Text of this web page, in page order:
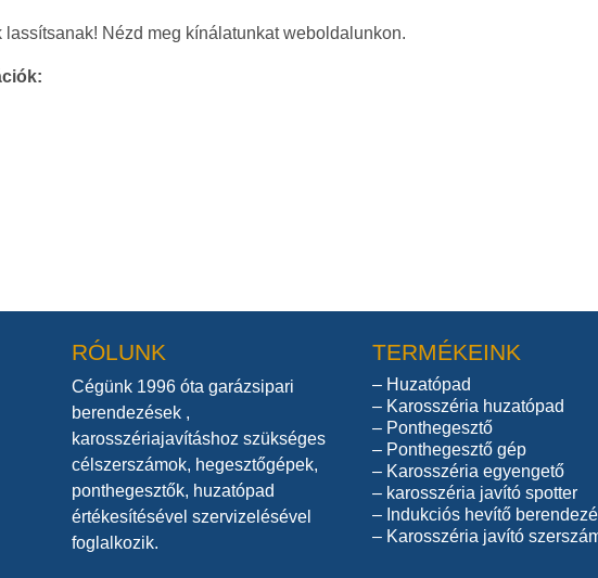
lassítsanak! Nézd meg kínálatunkat weboldalunkon.
RÓLUNK
Cégünk 1996 óta garázsipari
berendezések ,
karosszériajavításhoz szükséges
célszerszámok, hegesztőgépek,
ponthegesztők, huzatópad
értékesítésével szervizelésével
foglalkozik.
TERMÉKEINK
– Huzatópad
– Karosszéria huzatópad
– Ponthegesztő
– Ponthegesztő gép
– Karosszéria egyengető
– karosszéria javító spotter
– Indukciós hevítő
– Karosszéria javító